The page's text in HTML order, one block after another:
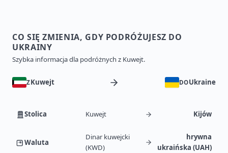
CO SIĘ ZMIENIA, GDY PODRÓŻUJESZ DO
UKRAINY
Szybka informacja dla podróżnych z Kuwejt.
ZKuwejt DOUkraine
Stolica Kuwejt Kijów
Waluta
Dinar kuwejcki
(KWD)
hrywna
ukraińska (UAH)